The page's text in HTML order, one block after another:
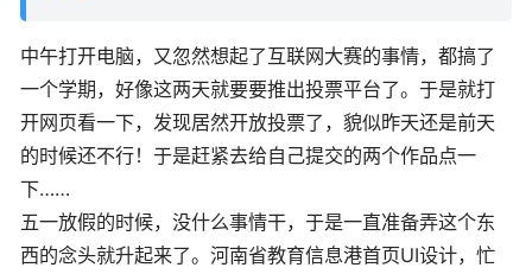
中午打开电脑，又忽然想起了互联网大赛的事情，都搞了
一个学期，好像这两天就要要推出投票平台了。于是就打
开网页看一下，发现居然开放投票了，貌似昨天还是前天
的时候还不行！于是赶紧去给自己提交的两个作品点一
下……
五一放假的时候，没什么事情干，于是一直准备弄这个东
西的念头就升起来了。河南省教育信息港首页UI设计，忙